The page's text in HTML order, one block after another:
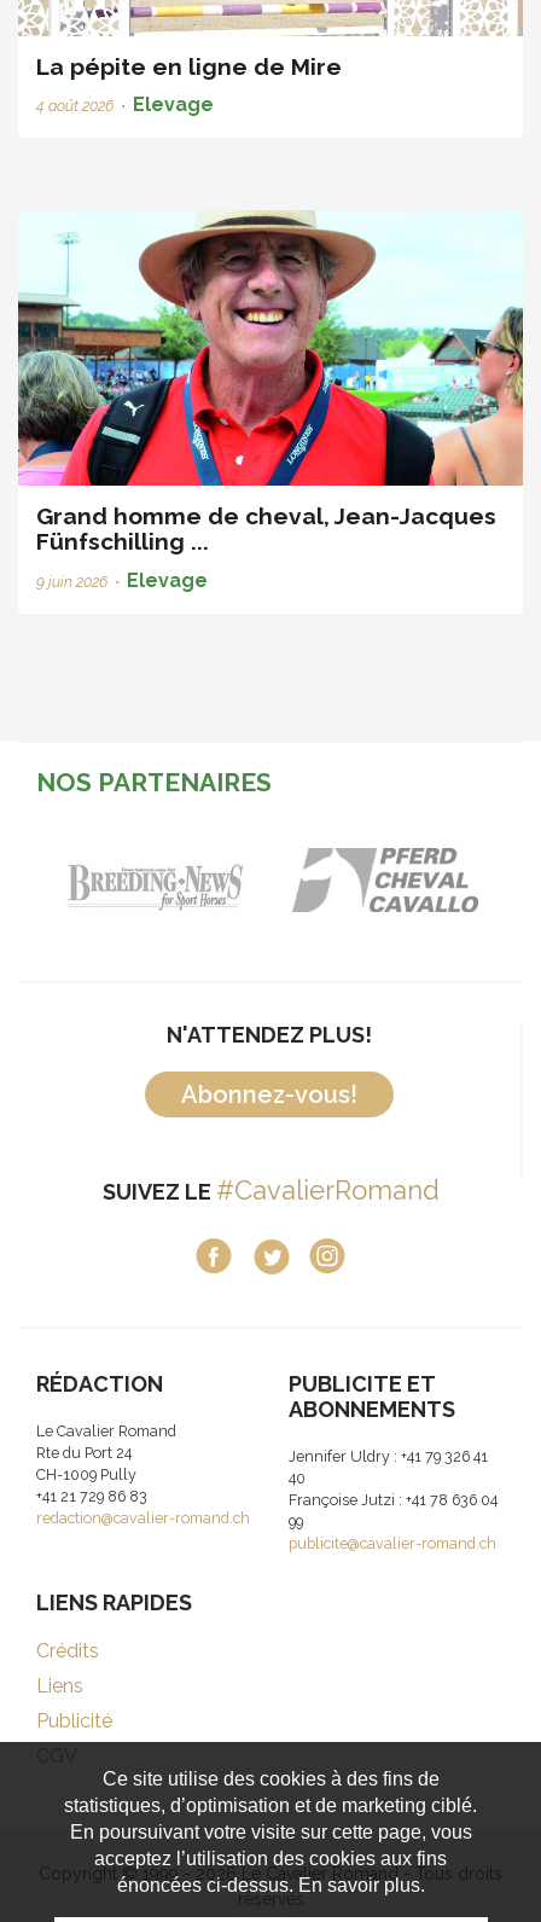
La pépite en ligne de Mire
4 août 2026 • Elevage
Grand homme de cheval, Jean-Jacques
Fünfschilling ...
9 juin 2026 • Elevage
NOS PARTENAIRES
N'ATTENDEZ PLUS!
Abonnez-vous!
SUIVEZ LE #CavalierRomand
RÉDACTION
Le Cavalier Romand
Rte du Port 24
CH-1009 Pully
+41 21 729 86 83
redaction@cavalier-romand.ch
PUBLICITE ET
ABONNEMENTS
Jennifer Uldry : +41 79 326 41
40
Françoise Jutzi : +41 78 636 04
99
publicite@cavalier-romand.ch
LIENS RAPIDES
Crédits
Liens
Publicité
CGV
Copyright © 1999 - 2026 Le Cavalier Romand - Tous droits
réservés
Ce site utilise des cookies à des fins de
statistiques, d’optimisation et de marketing ciblé.
En poursuivant votre visite sur cette page, vous
acceptez l’utilisation des cookies aux fins
énoncées ci-dessus. En savoir plus.